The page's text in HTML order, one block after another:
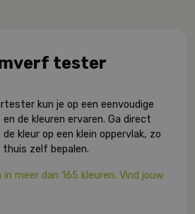
tester
kun je op een eenvoudige
de kleuren ervaren. Ga direct
kleur op een klein oppervlak, zo
thuis zelf bepalen.
meer dan 165 kleuren. Vind jouw